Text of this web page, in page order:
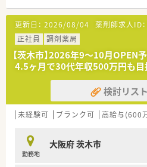
【勤務実態について】
■勤務時間は9時から17時まで
制です。
■終業時間が17時と早く残業も
きます。
■在宅メインのため、ご自身の
しやすい点が特徴です。
【想定される業務内容】
■施設や居宅の在宅業務が中心で
お願いします。
■医師の往診にも同行し、専門
更新日： 2026/08/04 薬剤師求人ID：
正社員
調剤薬局
【茨木市】2026年9～10月OPEN
4.5ヶ月で30代年収500万円も目
検討リス
未経験可 ブランク可 高給与(600
勤務地
大阪府 茨木市